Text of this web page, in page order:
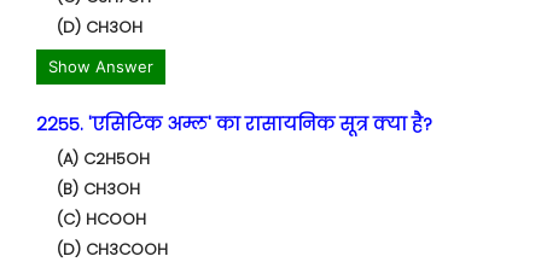
(D) CH3OH
Show Answer
2255. 'एसिटिक अम्ल' का रासायनिक सूत्र क्या है?
(A) C2H5OH
(B) CH3OH
(C) HCOOH
(D) CH3COOH